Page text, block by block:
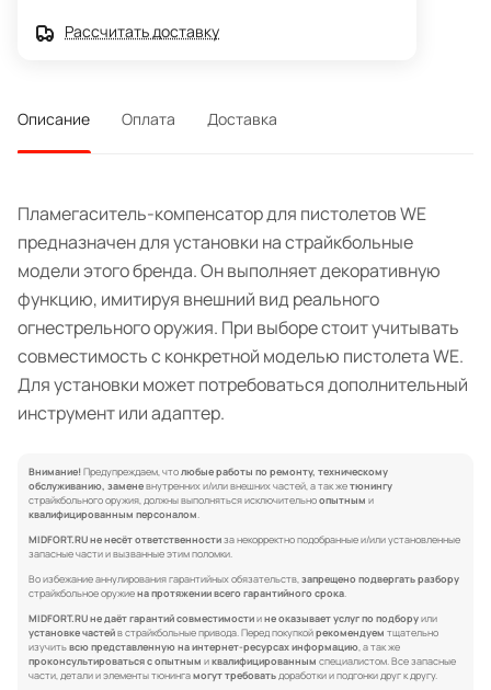
Рассчитать доставку
Описание Оплата Доставка
Пламегаситель-компенсатор для пистолетов WE
предназначен для установки на страйкбольные
модели этого бренда. Он выполняет декоративную
функцию, имитируя внешний вид реального
огнестрельного оружия. При выборе стоит учитывать
совместимость с конкретной моделью пистолета WE.
Для установки может потребоваться дополнительный
инструмент или адаптер.
Внимание!Предупреждаем, чтолюбые работы по ремонту, техническому
обслуживанию, заменевнутренних и/или внешних частей, а так жетюнингу
страйкбольного оружия, должны выполняться исключительноопытным и
квалифицированным персоналом.
MIDFORT.RU не несёт ответственностиза некорректно подобранные и/или установленные
запасные части и вызванные этим поломки.
Во избежание аннулирования гарантийных обязательств,запрещено подвергать разбору
страйкбольное оружиена протяжении всего гарантийного срока.
MIDFORT.RU не даёт гарантий совместимостиине оказывает услуг по подборуили
установке частейв страйкбольные привода. Перед покупкойрекомендуем тщательно
изучитьвсю представленную на интернет-ресурсах информацию, а так же
проконсультироваться с опытным иквалифицированным специалистом. Все запасные
части, детали и элементы тюнингамогут требоватьдоработки и подгонки друг к другу.